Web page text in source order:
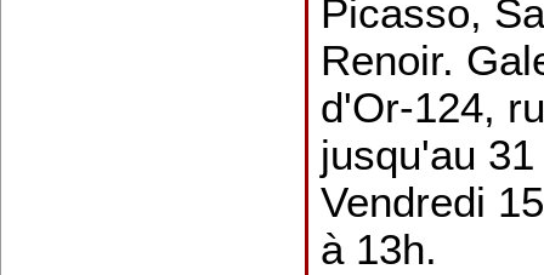
Picasso,
Renoir.
d'Or-124,
jusqu'au
Vendredi
à 13h.